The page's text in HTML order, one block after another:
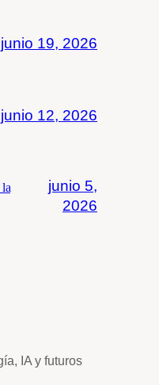
junio 19, 2026
junio 12, 2026
la
junio 5,
2026
IA y futuros